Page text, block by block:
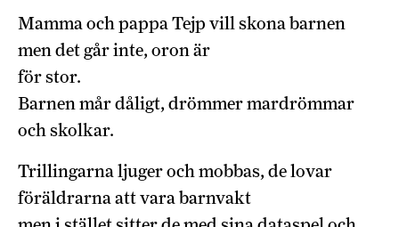
Mamma och pappa Tejp vill skona barnen
men det går inte, oron är
för stor.
Barnen mår dåligt, drömmer mardrömmar
och skolkar.
Trillingarna ljuger och mobbas, de lovar
föräldrarna att vara barnvakt